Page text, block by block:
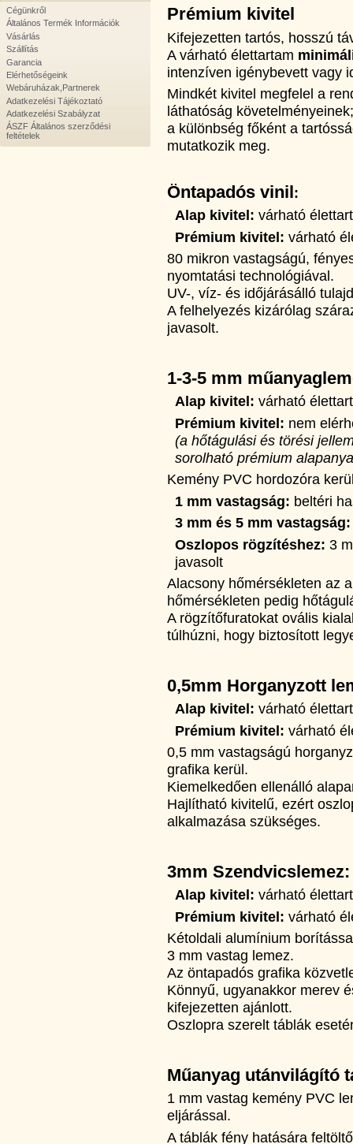
Cégünkről
Általános Termék Információk
Vásárlás
Szállítás
Garancia
Elérhetőségeink
Webáruházak,Partnerek
Adatkezelési Tájékoztató
Adatkezelési Szabályzat
ÁSZF Általános szerződési
feltételek
Prémium kivitel
Kifejezetten tartós, hosszú
A várható élettartam
intenzíven igénybevett vagy
Mindkét kivitel megfelel a
láthatóság követelményeinek;
a különbség főként a
mutatkozik meg.
Öntapadós vinil:
Alap kivitel: várható
Prémium kivitel: várható
80 mikron vastagságú,
nyomtatási technológiával.
UV-, víz- és időjárásálló
A felhelyezés kizárólag
javasolt.
1-3-5 mm
Alap kivitel: várható
Prémium kivitel: nem
(a hőtágulási és törési
sorolható prémium
Kemény PVC hordozóra
1 mm vastagság: beltéri
3 mm és 5 mm vastagság:
Oszlopos rögzítéshez: 3
javasolt
Alacsony hőmérsékleten az
hőmérsékleten pedig
A rögzítőfuratokat ovális
túlhúzni, hogy biztosított
0,5mm Horganyzott
Alap kivitel: várható
Prémium kivitel: várható
0,5 mm vastagságú
grafika kerül.
Kiemelkedően ellenálló
Hajlítható kivitelű, ezért
alkalmazása szükséges.
3mm Szendvicslemez:
Alap kivitel: várható
Prémium kivitel: várható
Kétoldali alumínium
3 mm vastag lemez.
Az öntapadós grafika
Könnyű, ugyanakkor merev
kifejezetten ajánlott.
Oszlopra szerelt táblák
Műanyag utánvilágító
1 mm vastag kemény PVC
eljárással.
A táblák fény hatására